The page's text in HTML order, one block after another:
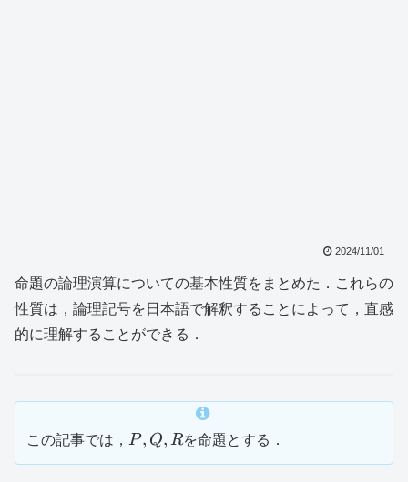
2024/11/01
命題の論理演算についての基本性質をまとめた．これらの
性質は，論理記号を日本語で解釈することによって，直感
的に理解することができる．
この記事では， P,Q,R
P, Q, Rを命題とする．